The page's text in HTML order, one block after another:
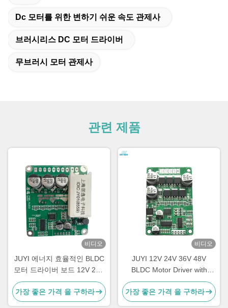
Dc 모터를 위한 변하기 쉬운 속도 관제사
브러시리스 DC 모터 드라이버
무브러시 모터 관제사
관련 제품
비디오
JUYI 에너지 효율적인 BLDC
모터 드라이버 보드 12V 24V
48V 브레이크 기능
가장 좋은 가격 을 구하라
비디오
JUYI 12V 24V 36V 48V
BLDC Motor Driver with
JY01 IC and Wide Voltage
Compatibility for 10A Current
가장 좋은 가격 을 구하라